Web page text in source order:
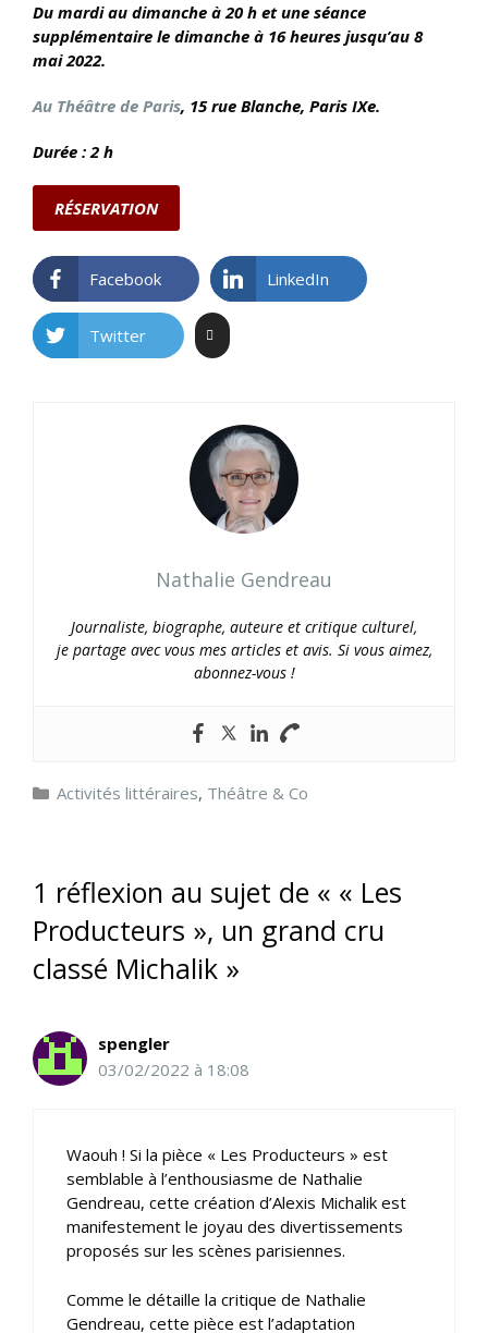
Du mardi au dimanche à 20 h et une séance
supplémentaire le dimanche à 16 heures jusqu’au 8
mai 2022.
Au Théâtre de Paris, 15 rue Blanche, Paris IXe.
Durée : 2 h
RÉSERVATION
Facebook LinkedIn
Twitter
Nathalie Gendreau
Journaliste, biographe, auteure et critique culturel,
je partage avec vous mes articles et avis. Si vous aimez,
abonnez-vous !
Catégories
Activités littéraires, Théâtre & Co
1 réflexion au sujet de « « Les
Producteurs », un grand cru
classé Michalik »
spengler
03/02/2022 à 18:08
Waouh ! Si la pièce « Les Producteurs » est
semblable à l’enthousiasme de Nathalie
Gendreau, cette création d’Alexis Michalik est
manifestement le joyau des divertissements
proposés sur les scènes parisiennes.
Comme le détaille la critique de Nathalie
Gendreau, cette pièce est l’adaptation